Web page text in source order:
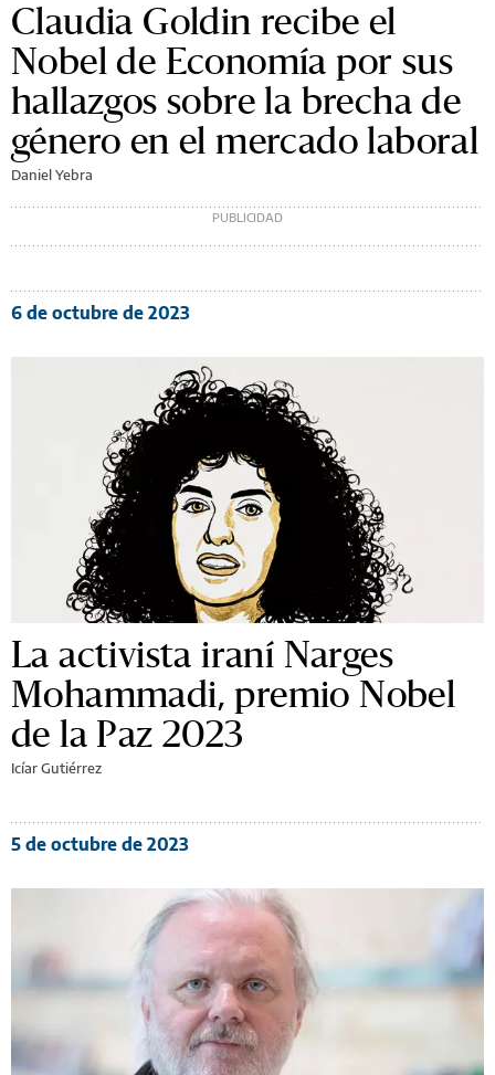
Claudia Goldin recibe el
Nobel de Economía por sus
hallazgos sobre la brecha de
género en el mercado laboral
Daniel Yebra
6 de octubre de 2023
La activista iraní Narges
Mohammadi, premio Nobel
de la Paz 2023
Icíar Gutiérrez
5 de octubre de 2023